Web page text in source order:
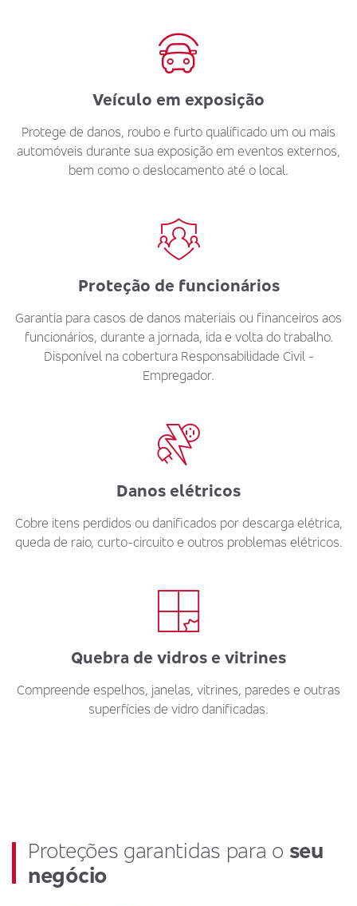
Veículo em exposição
Protege de danos, roubo e furto qualificado um ou mais
automóveis durante sua exposição em eventos externos,
bem como o deslocamento até o local.
Proteção de funcionários
Garantia para casos de danos materiais ou financeiros aos
funcionários, durante a jornada, ida e volta do trabalho.
Disponível na cobertura Responsabilidade Civil -
Empregador.
Danos elétricos
Cobre itens perdidos ou danificados por descarga elétrica,
queda de raio, curto-circuito e outros problemas elétricos.
Quebra de vidros e vitrines
Compreende espelhos, janelas, vitrines, paredes e outras
superfícies de vidro danificadas.
Proteções garantidas para o seu
negócio